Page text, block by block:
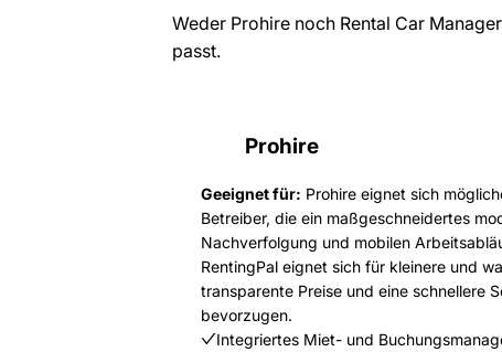
Weder Prohire noch Rental Car
passt.
Prohire
Geeignet für: Prohire eignet sich
Betreiber, die ein maßgeschneidertes
Nachverfolgung und mobilen
RentingPal eignet sich für kleinere und
transparente Preise und eine schnellere
bevorzugen.
Integriertes Miet- und